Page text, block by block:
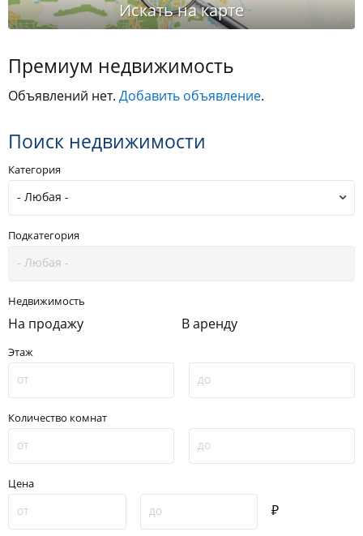
Премиум недвижимость
Объявлений нет. Добавить объявление.
Поиск недвижимости
Категория
Подкатегория
Недвижимость
На продажу В аренду
Этаж
Количество комнат
Цена
₽